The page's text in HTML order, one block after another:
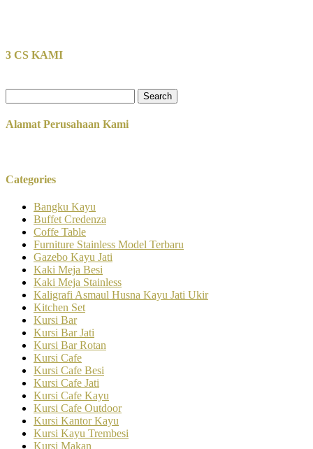
3 CS KAMI
for:
Alamat Perusahaan Kami
Categories
Bangku Kayu
Buffet Credenza
Coffe Table
Furniture Stainless Model Terbaru
Gazebo Kayu Jati
Kaki Meja Besi
Kaki Meja Stainless
Kaligrafi Asmaul Husna Kayu Jati Ukir
Kitchen Set
Kursi Bar
Kursi Bar Jati
Kursi Bar Rotan
Kursi Cafe
Kursi Cafe Besi
Kursi Cafe Jati
Kursi Cafe Kayu
Kursi Cafe Outdoor
Kursi Kantor Kayu
Kursi Kayu Trembesi
Kursi Makan